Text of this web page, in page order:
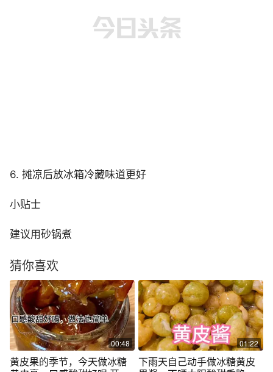
6. 摊凉后放冰箱冷藏味道更好
小贴士
建议用砂锅煮
猜你喜欢
00:48
黄皮果的季节，今天做冰糖
01:22
下雨天自己动手做冰糖黄皮